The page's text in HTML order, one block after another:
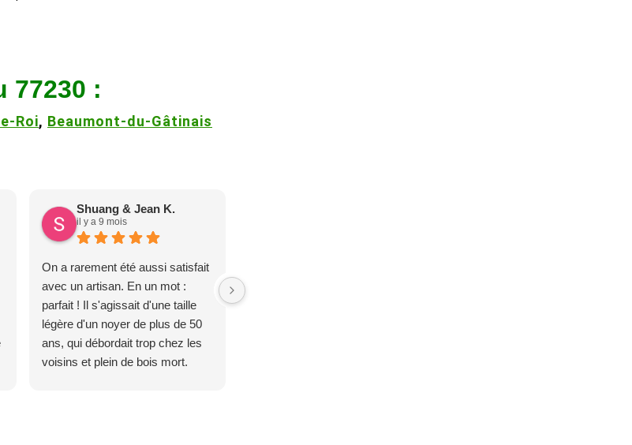
77230 :
Roi, Beaumont-du-Gâtinais
Shuang & Jean K.
il y a 9 mois
On a rarement été aussi satisfait
avec un artisan. En un mot :
parfait ! Il s'agissait d'une taille
légère d'un noyer de plus de 50
ans, qui débordait trop chez les
voisins et plein de bois mort.